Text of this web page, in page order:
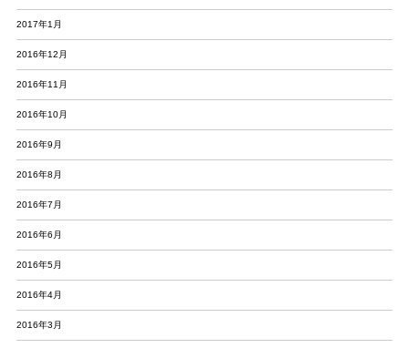
2017年1月
2016年12月
2016年11月
2016年10月
2016年9月
2016年8月
2016年7月
2016年6月
2016年5月
2016年4月
2016年3月